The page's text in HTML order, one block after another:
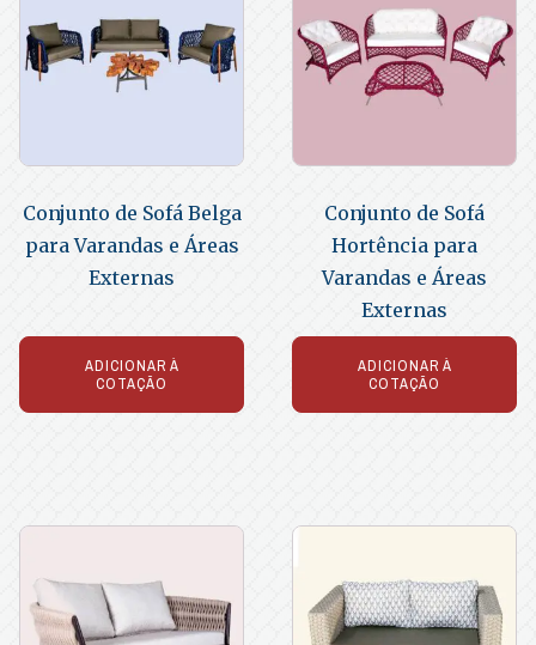
Conjunto de Sofá Belga
para Varandas e Áreas
Externas
ADICIONAR À
COTAÇÃO
Conjunto de Sofá
Hortência para
Varandas e Áreas
Externas
ADICIONAR À
COTAÇÃO